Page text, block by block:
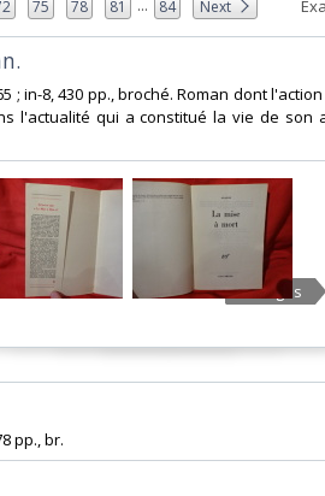
75 78 81 ... 84 Next
; in-8, 430 pp., broché. Roman dont
l'actualité qui a constitué la vie de son
5 Images
pp., br.‎